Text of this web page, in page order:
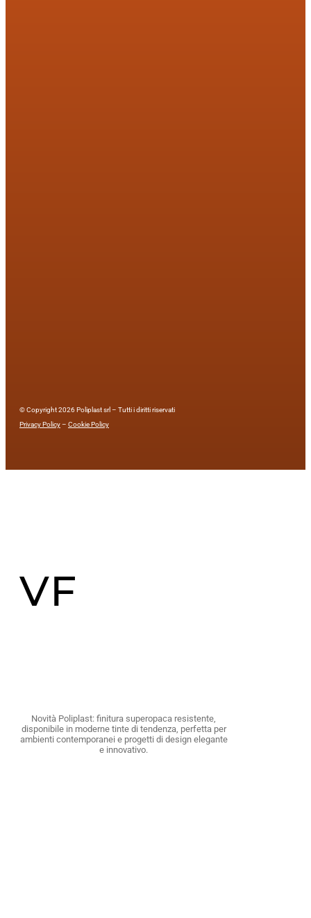
© Copyright 2026 Poliplast srl – Tutti i diritti riservati
Privacy Policy– Cookie Policy
VF
Novità Poliplast: finitura superopaca resistente,
disponibile in moderne tinte di tendenza, perfetta per
ambienti contemporanei e progetti di design elegante
e innovativo.